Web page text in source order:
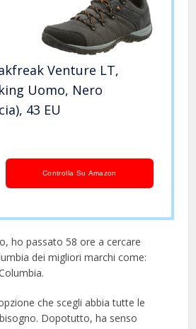
Venture LT,
Uomo, Nero
43 EU
Controlla Su Amazon
ho passato 58 ore a cercare
dei migliori marchi come:
che scegli abbia tutte le
Dopotutto, ha senso